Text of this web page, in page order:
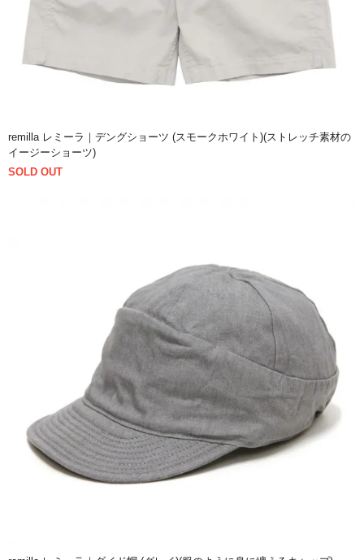
remilla レミーラ｜デングショーツ (スモークホワイト)(ストレッチ素材の
イージーショーツ)
SOLD OUT